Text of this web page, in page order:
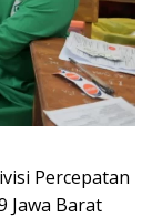
Percepatan
Jawa Barat